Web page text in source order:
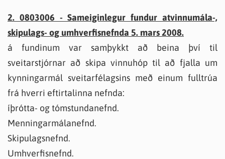
2. 0803006 - Sameiginlegur fundur atvinnumála-,
skipulags- og umhverfisnefnda 5. mars 2008.
á fundinum var samþykkt að beina því til
sveitarstjórnar að skipa vinnuhóp til að fjalla um
kynningarmál sveitarfélagsins með einum fulltrúa
frá hverri eftirtalinna nefnda:
íþrótta- og tómstundanefnd.
Menningarmálanefnd.
Skipulagsnefnd.
Umhverfisnefnd.